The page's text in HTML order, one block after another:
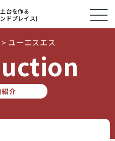
台を作る
ドプレイス)
> ユーエスエス
紹介